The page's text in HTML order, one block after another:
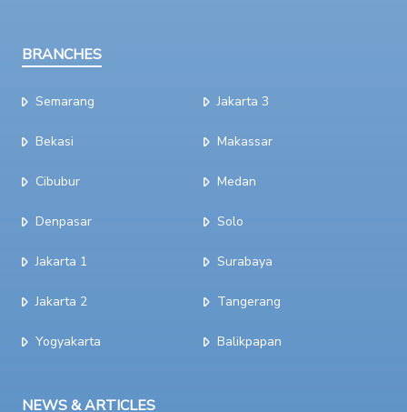
BRANCHES
Semarang
Bekasi
Cibubur
Denpasar
Jakarta 1
Jakarta 2
Yogyakarta
Jakarta 3
Makassar
Medan
Solo
Surabaya
Tangerang
Balikpapan
NEWS & ARTICLES